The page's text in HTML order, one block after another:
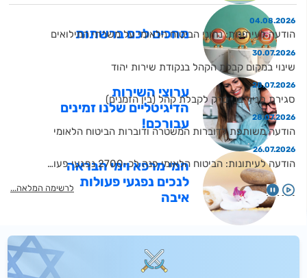
מחכים לכם ברשתות
ערוצי השירות
הדיגיטליים שלנו זמינים
עבורכם!
חמי מרפא וימי הבראה
לנכים נפגעי פעולות
איבה
04.08.2026
הודעה לעיתונות: נתוני הביטוח הלאומי על משרתי המילואים
30.07.2026
שינוי במקום קבלת הקהל בנקודת שירות יהוד
28.07.2026
סגירת סניף בני ברק לקבלת קהל (בין הזמנים)
28.07.2026
הודעה משותפת לדוברות המשטרה ודוברות הביטוח הלאומי
26.07.2026
הודעה לעיתונות: הביטוח הלאומי פנה לכ-2700 נפגעי פעולות איבה בבקשה להחזרים כספיים בגין רכישת כרטיסי טיסה, סמארטפונים, בידוריות וכיוב׳ בכסף שיועד לטיפולים אלטרנטיביים - בסכום של כ-15 מיליון ש״ח
09.07.2026
שדרוג מערכות ותשתיות אתר הביטוח הלאומי
22.06.2026
הצטרפו אלינו לשינוי שם קצבת 'ילד נכה' בחקיקה
תגובת הביטוח הלאומי לדו"ח המבקר אודות הזדקנות האוכלוסייה
לרשימה המלאה